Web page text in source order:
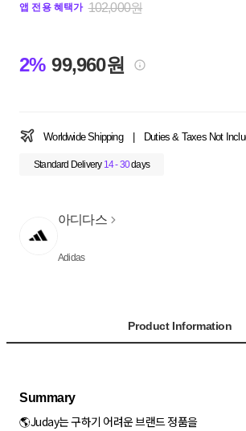
앱 전용 혜택가 102,000원
2% 99,960원
Worldwide Shipping Duties & Taxes Not
Standard Delivery 14 - 30days
아디다스
Adidas
Product Information
Summary
🌎Juday는 구하기 어려운 브랜드 정품을